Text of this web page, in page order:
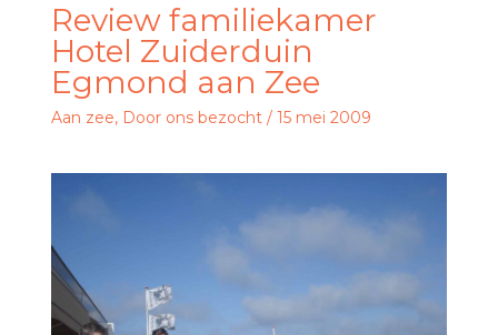
Review familiekamer
Hotel Zuiderduin
Egmond aan Zee
Aan zee, Door ons bezocht/ 15 mei 2009